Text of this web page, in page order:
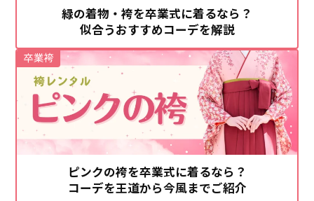
緑の着物・袴を卒業式に着るなら？
似合うおすすめコーデを解説
ピンクの袴を卒業式に着るなら？
コーデを王道から今風までご紹介
卒業袴